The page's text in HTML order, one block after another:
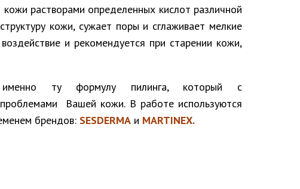
растворами определенных кислот различной
кожи, сужает поры и сглаживает мелкие
и рекомендуется при старении кожи,
ту формулу пилинга, который с
Вашей кожи. В работе используются
брендов: SESDERMA и MARTINEX.